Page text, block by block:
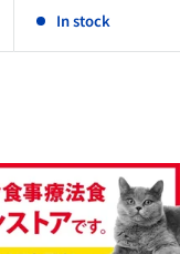
In stock